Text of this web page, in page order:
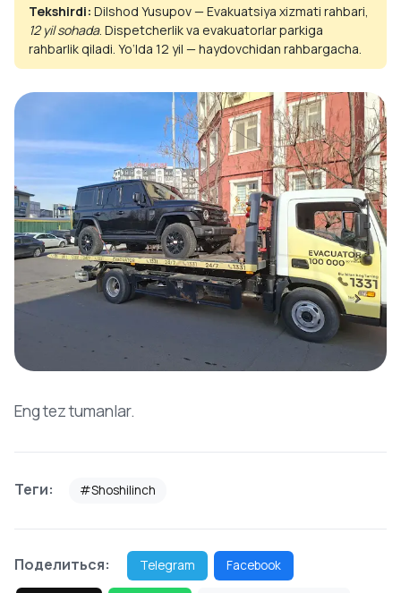
Tekshirdi: Dilshod Yusupov — Evakuatsiya xizmati rahbari,
12 yil sohada. Dispetcherlik va evakuatorlar parkiga
rahbarlik qiladi. Yo‘lda 12 yil — haydovchidan rahbargacha.
Eng tez tumanlar.
Теги: #Shoshilinch
Поделиться: Telegram Facebook